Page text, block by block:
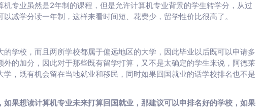
专业虽然是2年制的课程，但是允许计算机专业背景的学生转学分，从过
减学分读一年制，这样来看时间短、花费少，留学性价比很高了。
学校，而且两所学校都属于偏远地区的大学，因此毕业以后既可以申请多
的加分，因此对于那些既有留学打算，又不是太确定的学生来说，阿德莱
，既有机会留在当地就业和移民，同时如果回国就业的话学校排名也不是
果想读计算机专业未来打算回国就业，那建议可以申排名好的学校，如果